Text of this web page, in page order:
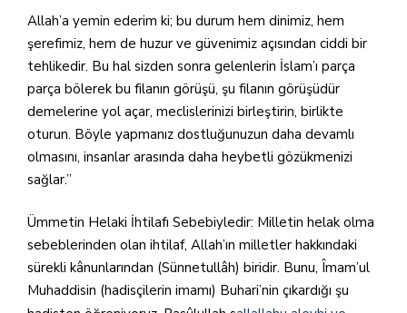
Allah’a yemin ederim ki; bu durum hem dinimiz, hem
şerefimiz, hem de huzur ve güvenimiz açısından ciddi bir
tehlikedir. Bu hal sizden sonra gelenlerin İslam’ı parça
parça bölerek bu filanın görüşü, şu filanın görüşüdür
demelerine yol açar, meclislerinizi birleştirin, birlikte
oturun. Böyle yapmanız dostluğunuzun daha devamlı
olmasını, insanlar arasında daha heybetli gözükmenizi
sağlar.”
Ümmetin Helaki İhtilafı Sebebiyledir: Milletin helak olma
sebeblerinden olan ihtilaf, Allah’ın milletler hakkındaki
sürekli kânunlarından (Sünnetullâh) biridir. Bunu, Îmam’ul
Muhaddisin (hadisçilerin imamı) Buhari’nin çıkardığı şu